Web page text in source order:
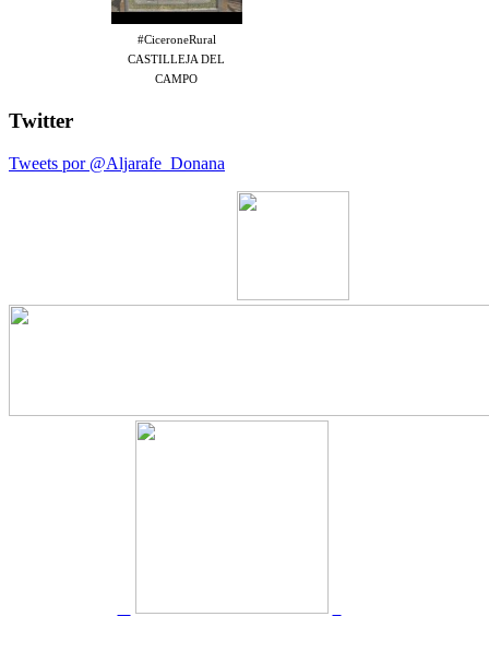
#CiceroneRural
CASTILLEJA DEL
CAMPO
Twitter
Tweets por @Aljarafe_Donana